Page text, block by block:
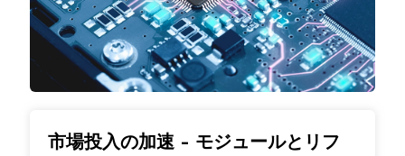
市場投入の加速 - モジュールとリフ